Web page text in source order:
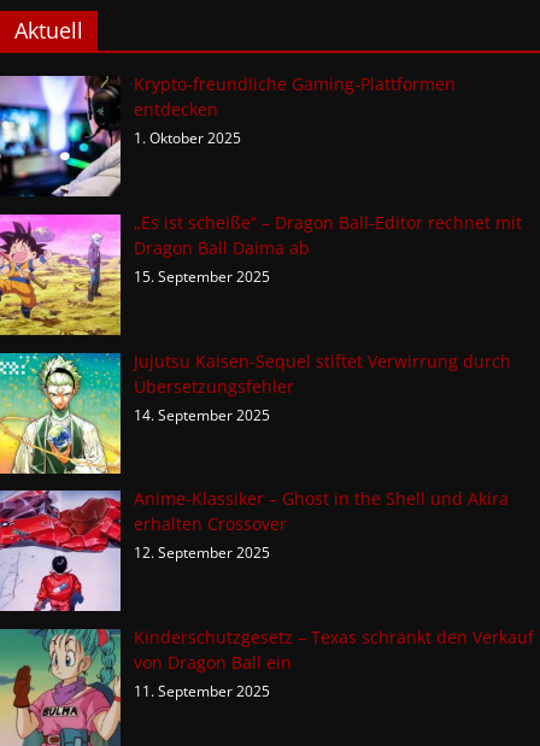
Aktuell
Krypto-freundliche Gaming-Plattformen
entdecken
1. Oktober 2025
„Es ist scheiße“ – Dragon Ball-Editor rechnet mit
Dragon Ball Daima ab
15. September 2025
Jujutsu Kaisen-Sequel stiftet Verwirrung durch
Übersetzungsfehler
14. September 2025
Anime-Klassiker – Ghost in the Shell und Akira
erhalten Crossover
12. September 2025
Kinderschutzgesetz – Texas schränkt den Verkauf
von Dragon Ball ein
11. September 2025